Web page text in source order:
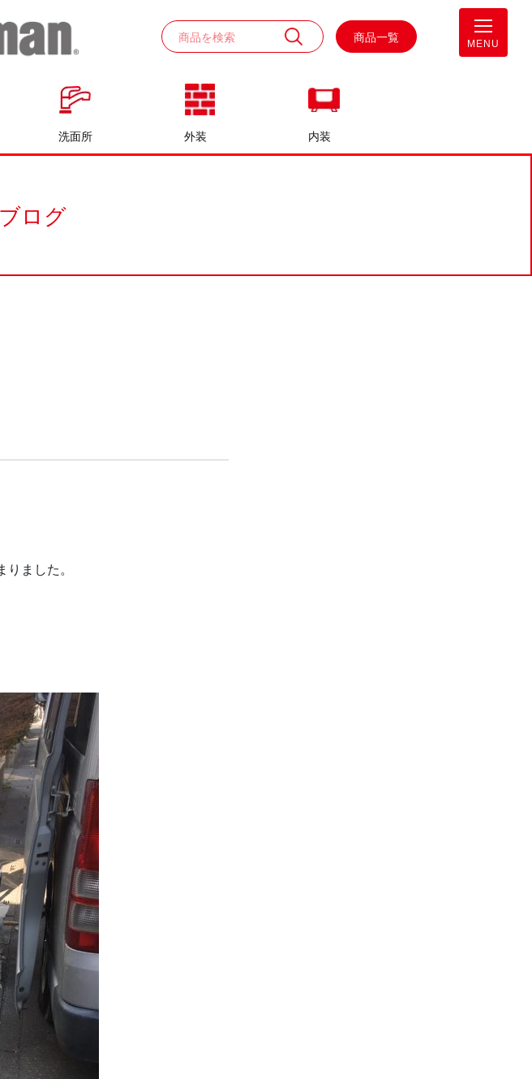
ムならハン
商品一覧
洗面所 外装 内装
MENU
ログ
ました。